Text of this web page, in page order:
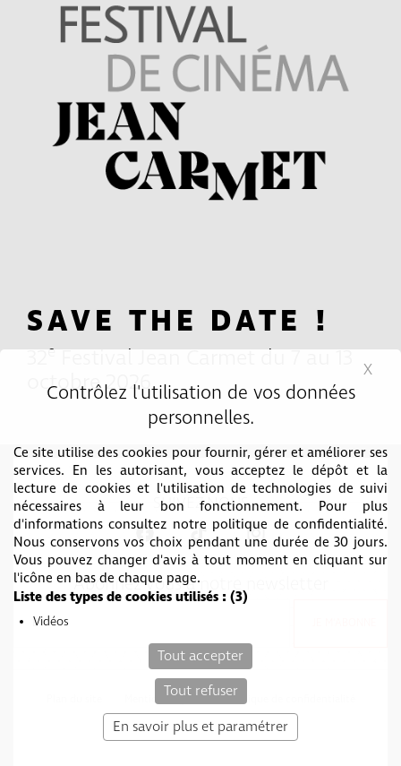
Contrôlez l'utilisation de vos données
personnelles.
Ce site utilise des cookies pour fournir, gérer et améliorer ses
services. En les autorisant, vous acceptez le dépôt et la
lecture de cookies et l'utilisation de technologies de suivi
nécessaires à leur bon fonctionnement. Pour plus
d'informations consultez notre politique de confidentialité.
Nous conservons vos choix pendant une durée de 30 jours.
Vous pouvez changer d'avis à tout moment en cliquant sur
l'icône en bas de chaque page.
Liste des types de cookies utilisés : (3)
Vidéos
Tout accepter
Tout refuser
En savoir plus et paramétrer
X
SAVE THE DATE !
32eFestival Jean Carmet du 7 au 13
octobre 2026
SUIVEZ-NOUS
Abonnez vous à notre newsletter
Mentions légales
Politique de confidentialité
c-toucom web